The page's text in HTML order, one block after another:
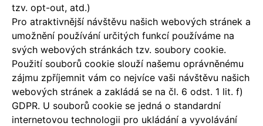
tzv. opt-out, atd.)
Pro atraktivnější návštěvu našich webových stránek a
umožnění používání určitých funkcí používáme na
svých webových stránkách tzv. soubory cookie.
Použití souborů cookie slouží našemu oprávněnému
zájmu zpříjemnit vám co nejvíce vaši návštěvu našich
webových stránek a zakládá se na čl. 6 odst. 1 lit. f)
GDPR. U souborů cookie se jedná o standardní
internetovou technologii pro ukládání a vyvolávání